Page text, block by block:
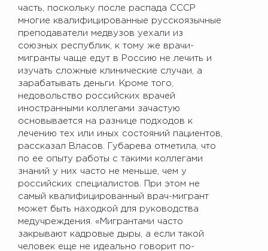
часть, поскольку после распада СССР
многие квалифицированные русскоязычные
преподаватели медвузов уехали из
союзных республик, к тому же врачи-
мигранты чаще едут в Россию не лечить и
изучать сложные клинические случаи, а
зарабатывать деньги. Кроме того,
недовольство российских врачей
иностранными коллегами зачастую
основывается на разнице подходов к
лечению тех или иных состояний пациентов,
рассказал Власов. Губарева отметила, что
по ее опыту работы с такими коллегами
знаний у них часто не меньше, чем у
российских специалистов. При этом не
самый квалифицированный врач-мигрант
может быть находкой для руководства
медучреждения. «Мигрантами часто
закрывают кадровые дыры, а если такой
человек еще не идеально говорит по-